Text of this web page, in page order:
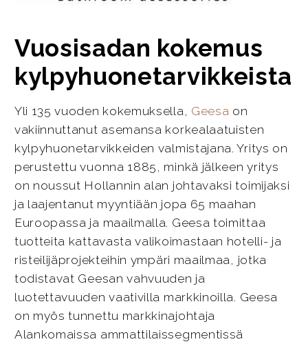
Vuosisadan kokemus
kylpyhuonetarvikkeista
Yli 135 vuoden kokemuksella, Geesa on
vakiinnuttanut asemansa korkealaatuisten
kylpyhuonetarvikkeiden valmistajana. Yritys on
perustettu vuonna 1885, minkä jälkeen yritys
on noussut Hollannin alan johtavaksi toimijaksi
ja laajentanut myyntiään jopa 65 maahan
Euroopassa ja maailmalla. Geesa toimittaa
tuotteita kattavasta valikoimastaan hotelli- ja
risteilijäprojekteihin ympäri maailmaa, jotka
todistavat Geesan vahvuuden ja
luotettavuuden vaativilla markkinoilla. Geesa
on myös tunnettu markkinajohtaja
Alankomaissa ammattilaissegmentissä